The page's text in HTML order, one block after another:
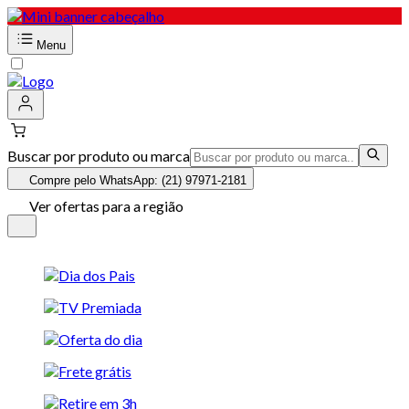
Menu
Buscar por produto ou marca
Compre pelo WhatsApp: (21) 97971-2181
Ver ofertas para a região